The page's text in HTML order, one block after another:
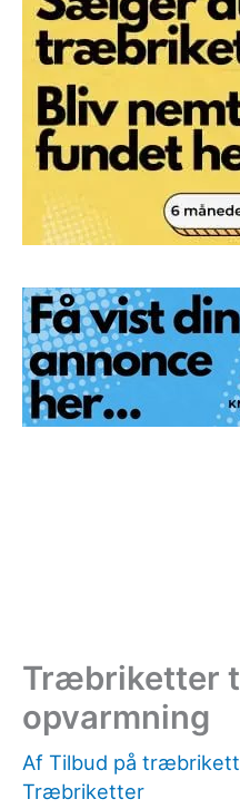
Træbriketter
opvarmning
Af Tilbud på
Træbriketter